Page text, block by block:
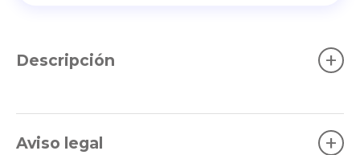
Descripción +
Aviso legal +